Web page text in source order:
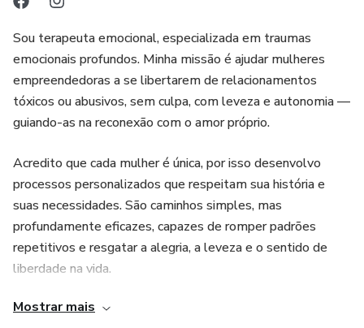
Sou terapeuta emocional, especializada em traumas
emocionais profundos. Minha missão é ajudar mulheres
empreendedoras a se libertarem de relacionamentos
tóxicos ou abusivos, sem culpa, com leveza e autonomia —
guiando-as na reconexão com o amor próprio.
Acredito que cada mulher é única, por isso desenvolvo
processos personalizados que respeitam sua história e
suas necessidades. São caminhos simples, mas
profundamente eficazes, capazes de romper padrões
repetitivos e resgatar a alegria, a leveza e o sentido de
liberdade na vida.
Falo com propriedade porque conheço na pele as dores
Mostrar mais